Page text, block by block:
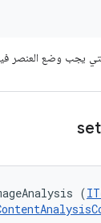
يجب وضع العنصر
set
(